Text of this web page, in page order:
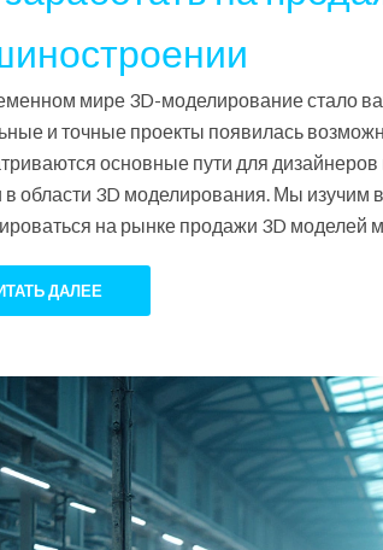
мире 3D-моделирование стало
и точные проекты появилась
основные пути для
в области 3D моделирования. Мы изучим
на рынке продажи 3D моделей
ДАЛЕЕ